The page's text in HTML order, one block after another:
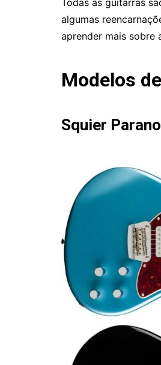
Todas as guitarras
algumas
aprender mais sobre
Modelos
Squier